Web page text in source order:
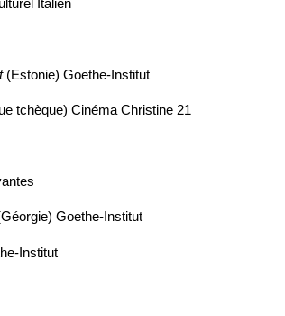
Italien
(Estonie) Goethe-Institut
tchèque) Cinéma Christine 21
Goethe-Institut
Institut